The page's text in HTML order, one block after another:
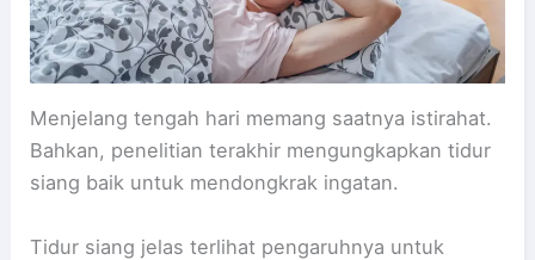
Menjelang tengah hari memang saatnya istirahat.
Bahkan, penelitian terakhir mengungkapkan tidur
siang baik untuk mendongkrak ingatan.
Tidur siang jelas terlihat pengaruhnya untuk